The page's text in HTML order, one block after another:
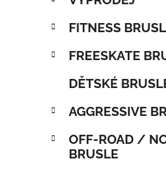
FITNESS
FREESKATE
DĚTSKÉ
AGGRESSIVE
OFF-ROAD /
BRUSLE